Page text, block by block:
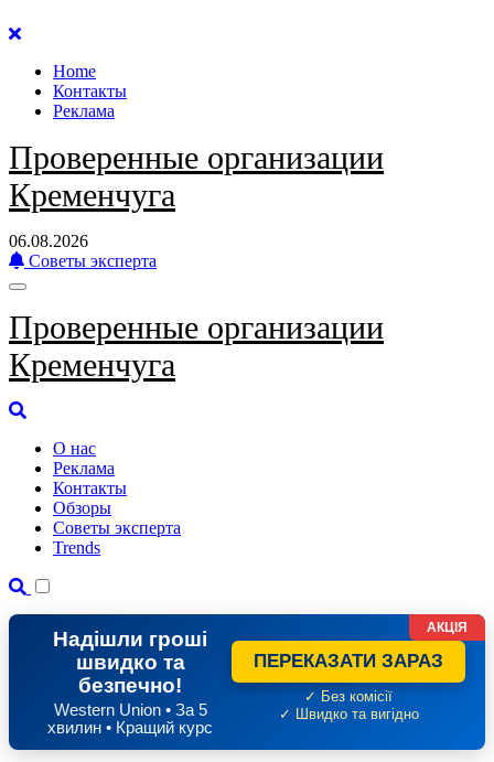
Перейти
содержанию
Home
Контакты
Реклама
Проверенные организации
Кременчуга
06.08.2026
Советы эксперта
Проверенные организации
Кременчуга
О нас
Реклама
Контакты
Обзоры
Советы эксперта
Trends
Надішли гроші
швидко та
безпечно!
Western Union • За 5
хвилин • Кращий курс
ПЕРЕКАЗАТИ ЗАРАЗ
✓ Без комісії
✓ Швидко та вигідно
АКЦІЯ